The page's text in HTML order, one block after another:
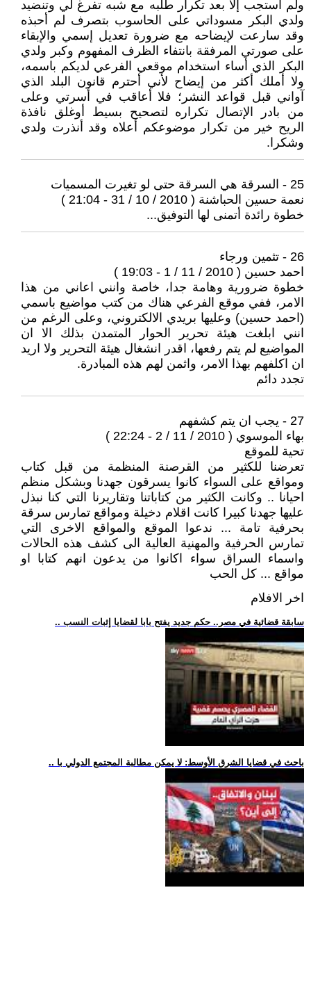
ولم أستجب إلا بعد تكرار طلبه مع شبه تفرغ لي وتنضيد
ولدي البكر مسوداتي على الحاسوب بتصرف لم أحبذه
وقد سارعت لإيضاحه مع ضرورة تعديل إسمي والإبقاء
على صورتي المرفقة بانتفاء الظرف المفهوم وكبر ولدي
البكر الذي أساء استخدام موقعي الفرعي لديكم باسمه،
ولا أملك أكثر من إيضاح لأني أحترم قانون البلد الذي
آواني قبل قواعد النشر؛ فلا أعاقب في أسرتي وعلى
من بادر الإتصال تكراره لتصحيح بسيط أوغلق نافذة
الريح خير من تكرار موضوعكم أعلاه وقد أنذرت ولدي
وشكرا.
25 - السرقة هي السرقة حتى لو تغيرت المسميات
نعمة حسين الحباشنة ( 2010 / 10 / 31 - 21:04 )
خطوة رائدة أتمنى لها التوفيق...
26 - تثمين ورجاء
احمد حسين ( 2010 / 11 / 1 - 19:03 )
خطوة ضرورية وهامة جدا، خاصة وانني اعاني من هذا
الامر، ففي موقع الفرعي هناك من كتب مواضيع باسمي
(احمد حسين) وعليها بريدي الالكتروني، وعلى الرغم من
انني ابلغت هيئة تحرير الحوار المتمدن بذلك الا ان
المواضيع لم يتم رفعها، اقدر انشغال هيئة التحرير ولا اريد
ان اكلفهم بهذا الامر، واثمن لهم هذه المبادرة.
تجدد دائم
27 - يجب ان يتم كشفهم
بهاء الموسوي ( 2010 / 11 / 2 - 22:24 )
تحية للموقع
تعرضنا للكثير من القرصنة المنظمة من قبل كتاب
ومواقع على السواء كانوا يسرقون جهدنا وبشكل منظم
احيانا .. وكانت الكثير من كتاباتنا وتقاريرنا التي كنا نبذل
عليها جهدنا كبيرا كانت اقلام دخيلة ومواقع تمارس سرقة
بحرفية تامة ... ندعوا الموقع والمواقع الاخرى التي
تمارس الحرفية والمهنية العالية الى كشف هذه الحالات
واسماء السراق سواء اكانوا من يدعون انهم كتابا او
مواقع ... كل الحب
اخر الافلام
.. سابقة قضائية في مصر.. حكم جديد يفتح بابا لقضايا إثبات النسب
.. باحث في قضايا الشرق الأوسط: لا يمكن مطالبة المجتمع الدولي با